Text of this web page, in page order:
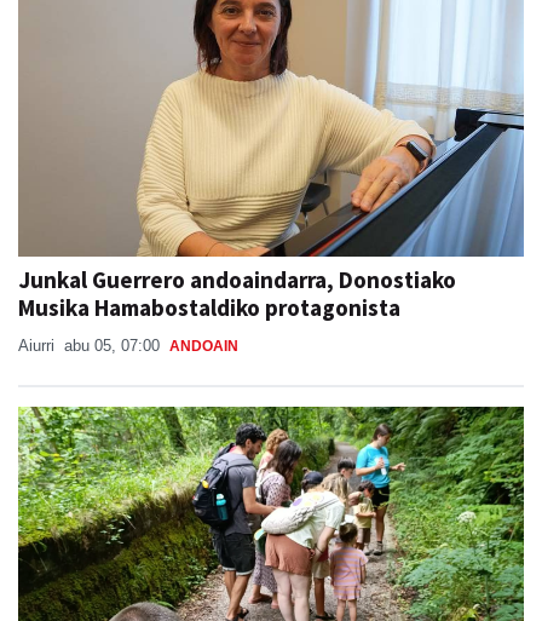
Junkal Guerrero andoaindarra, Donostiako
Musika Hamabostaldiko protagonista
Aiurri abu 05, 07:00 ANDOAIN